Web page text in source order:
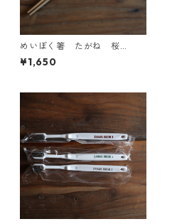
めいぼく箸 たがね 桜
（大）日本の手しごと品
¥1,650